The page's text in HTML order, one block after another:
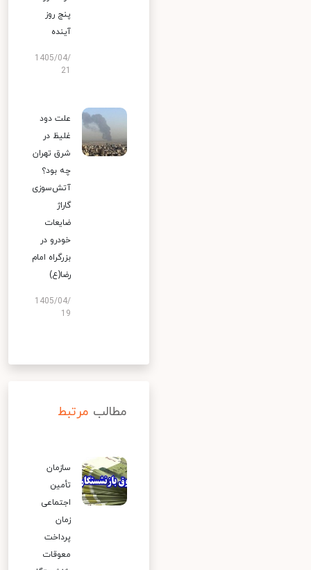
پنج روز
آینده
1405/04/
علت دود
غلیظ در
شرق تهران
چه بود؟
آتش‌سوزی
گاراژ
ضایعات
خودرو در
بزرگراه امام
رضا(ع)
1405/04/
19
مطالب مرتبط
سازمان
تأمین
اجتماعی
زمان
پرداخت
معوقات